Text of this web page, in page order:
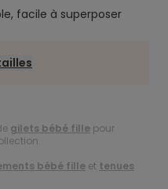
facile à superposer
gilets bébé fille pour
bébé fille et tenues